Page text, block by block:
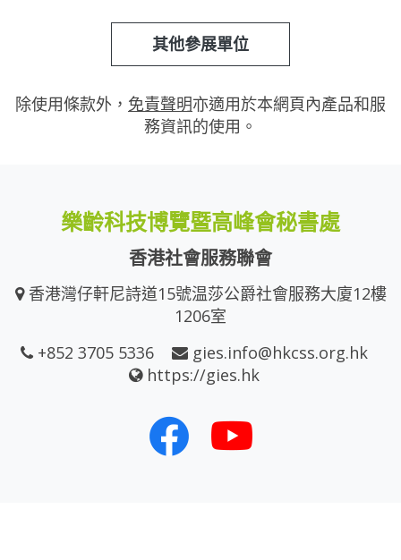
其他參展單位
除使用條款外， 免責聲明亦適用於本網頁內產品和服
務資訊的使用。
樂齡科技博覽暨高峰會秘書處
香港社會服務聯會
香港灣仔軒尼詩道15號温莎公爵社會服務大廈12樓
1206室
+852 3705 5336
gies.info@hkcss.org.hk
https://gies.hk